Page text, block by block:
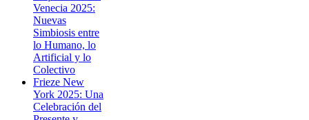
Venecia 2025:
Nuevas
Simbiosis entre
lo Humano, lo
Artificial y lo
Colectivo
Frieze New
York 2025: Una
Celebración del